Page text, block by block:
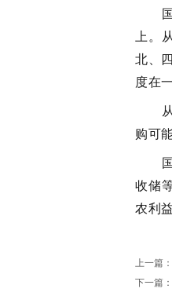
上。
北、
度在
购可
收储
农利
上一篇：
下一篇：